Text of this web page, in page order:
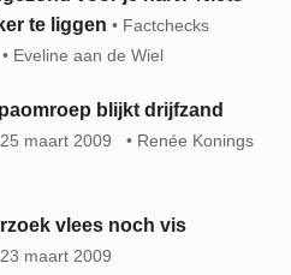
te liggen
Factchecks
Eveline aan de Wiel
blijkt drijfzand
25 maart 2009 Renée Konings
vlees noch vis
23 maart 2009